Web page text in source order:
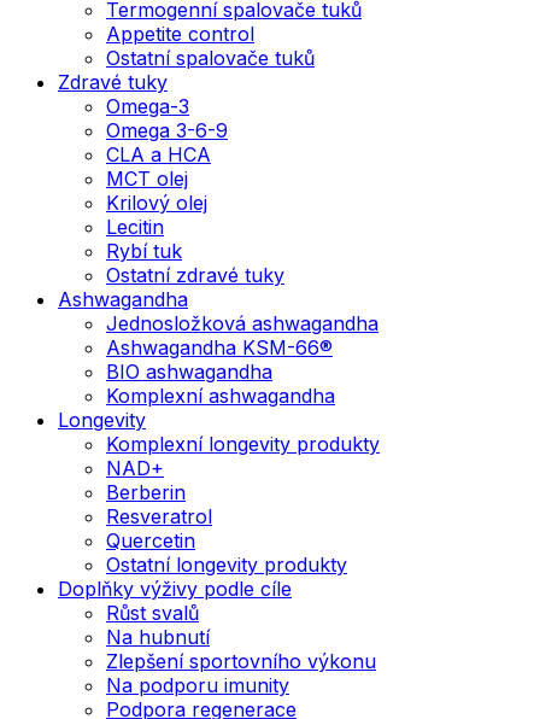
Termogenní spalovače tuků
Appetite control
Ostatní spalovače tuků
Zdravé tuky
Omega-3
Omega 3-6-9
CLA a HCA
MCT olej
Krilový olej
Lecitin
Rybí tuk
Ostatní zdravé tuky
Ashwagandha
Jednosložková ashwagandha
Ashwagandha KSM-66®
BIO ashwagandha
Komplexní ashwagandha
Longevity
Komplexní longevity produkty
NAD+
Berberin
Resveratrol
Quercetin
Ostatní longevity produkty
Doplňky výživy podle cíle
Růst svalů
Na hubnutí
Zlepšení sportovního výkonu
Na podporu imunity
Podpora regenerace